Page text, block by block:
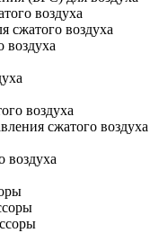
воздуха
воздуха
воздуха
воздуха
сжатого воздуха
воздуха